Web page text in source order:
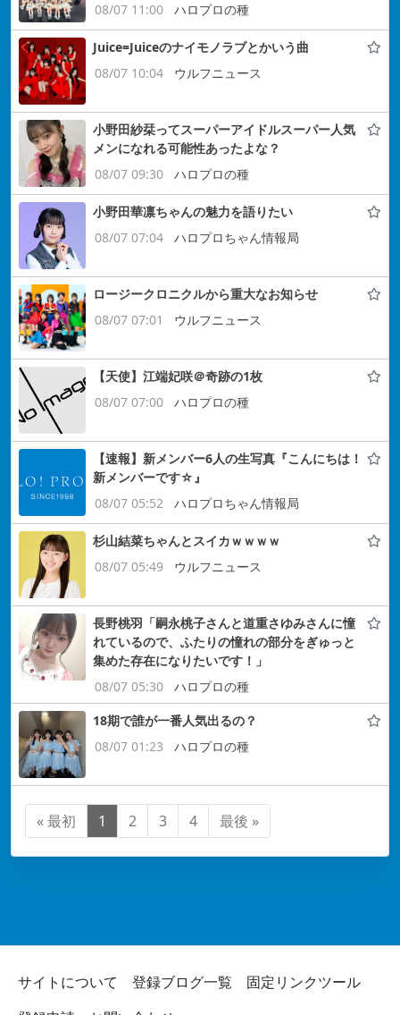
08/07 11:00
ハロプロの種
Juice=Juiceのナイモノラブとかいう曲
08/07 10:04
ウルフニュース
小野田紗栞ってスーパーアイドルスーパー人気
メンになれる可能性あったよな？
08/07 09:30
ハロプロの種
小野田華凛ちゃんの魅力を語りたい
08/07 07:04
ハロプロちゃん情報局
ロージークロニクルから重大なお知らせ
08/07 07:01
ウルフニュース
【天使】江端妃咲＠奇跡の1枚
08/07 07:00
ハロプロの種
【速報】新メンバー6人の生写真『こんにちは！
新メンバーです☆』
08/07 05:52
ハロプロちゃん情報局
杉山結菜ちゃんとスイカｗｗｗｗ
08/07 05:49
ウルフニュース
長野桃羽「嗣永桃子さんと道重さゆみさんに憧
れているので、ふたりの憧れの部分をぎゅっと
集めた存在になりたいです！」
08/07 05:30
ハロプロの種
18期で誰が一番人気出るの？
08/07 01:23
ハロプロの種
« 最初 1 2 3 4 最後 »
サイトについて 登録ブログ一覧
固定リンクツール